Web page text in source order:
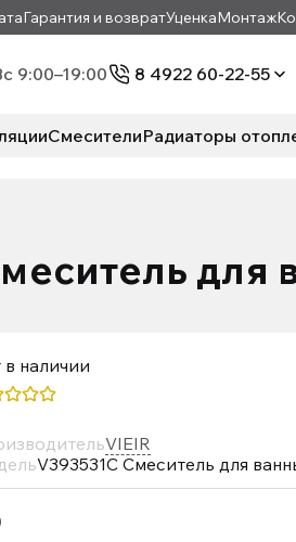
Гарантия и возвратУценкаМонтаж
9:00–19:00 8 4922 60-22-55
СмесителиРадиаторы
в наличии
VIEIR
V393531C Смеситель для